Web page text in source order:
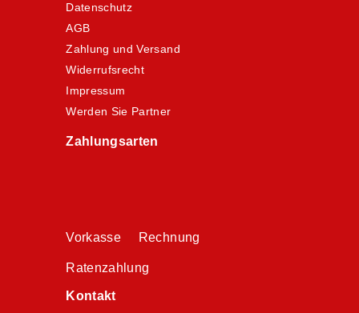
Datenschutz
AGB
Zahlung und Versand
Widerrufsrecht
Impressum
Werden Sie Partner
Zahlungsarten
Vorkasse Rechnung
Ratenzahlung
Kontakt